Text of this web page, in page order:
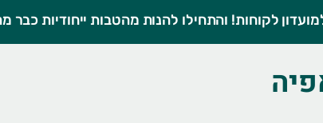
לקוחות! והתחילו להנות מהטבות ייחודיות כבר